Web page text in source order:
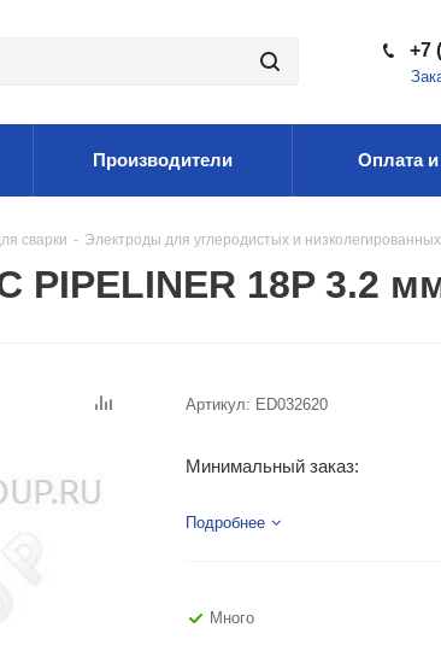
+7
Производители Оплата и
сварки - Электроды для углеродистых и
PIPELINER 18P 3.2
Артикул: ED032620
Минимальный заказ:
Подробнее
Много